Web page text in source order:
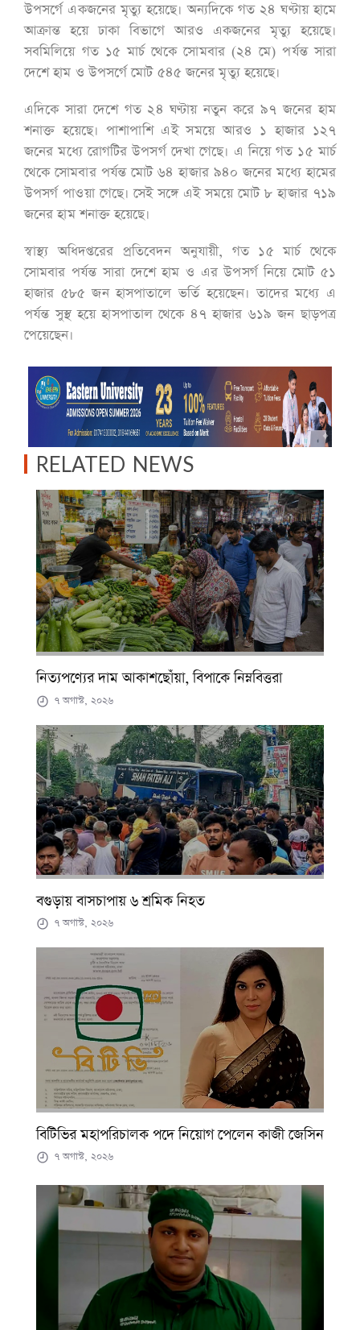
উপসর্গে একজনের মৃত্যু হয়েছে। অন্যদিকে গত ২৪ ঘণ্টায় হামে
আক্রান্ত হয়ে ঢাকা বিভাগে আরও একজনের মৃত্যু হয়েছে।
সবমিলিয়ে গত ১৫ মার্চ থেকে সোমবার (২৪ মে) পর্যন্ত সারা
দেশে হাম ও উপসর্গে মোট ৫৪৫ জনের মৃত্যু হয়েছে।
এদিকে সারা দেশে গত ২৪ ঘণ্টায় নতুন করে ৯৭ জনের হাম
শনাক্ত হয়েছে। পাশাপাশি এই সময়ে আরও ১ হাজার ১২৭
জনের মধ্যে রোগটির উপসর্গ দেখা গেছে। এ নিয়ে গত ১৫ মার্চ
থেকে সোমবার পর্যন্ত মোট ৬৪ হাজার ৯৪০ জনের মধ্যে হামের
উপসর্গ পাওয়া গেছে। সেই সঙ্গে এই সময়ে মোট ৮ হাজার ৭১৯
জনের হাম শনাক্ত হয়েছে।
স্বাস্থ্য অধিদপ্তরের প্রতিবেদন অনুযায়ী, গত ১৫ মার্চ থেকে
সোমবার পর্যন্ত সারা দেশে হাম ও এর উপসর্গ নিয়ে মোট ৫১
হাজার ৫৮৫ জন হাসপাতালে ভর্তি হয়েছেন। তাদের মধ্যে এ
পর্যন্ত সুস্থ হয়ে হাসপাতাল থেকে ৪৭ হাজার ৬১৯ জন ছাড়পত্র
পেয়েছেন।
RELATED NEWS
নিত্যপণ্যের দাম আকাশছোঁয়া, বিপাকে নিম্নবিত্তরা
৭ অগাস্ট, ২০২৬
বগুড়ায় বাসচাপায় ৬ শ্রমিক নিহত
৭ অগাস্ট, ২০২৬
বিটিভির মহাপরিচালক পদে নিয়োগ পেলেন কাজী জেসিন
৭ অগাস্ট, ২০২৬